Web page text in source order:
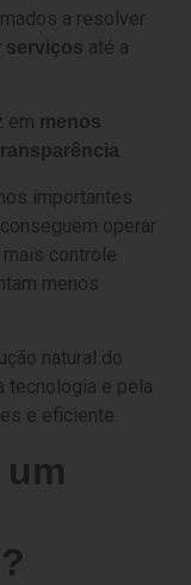
a resolver
serviços até a
em menos
.
importantes
operar
controle
menos
natural do
tecnologia e pela
e eficiente.